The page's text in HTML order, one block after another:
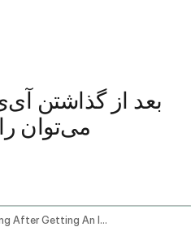
بعد از گذاشتن
می‌توان
How Long After Getting An Iud Can One Have Sex